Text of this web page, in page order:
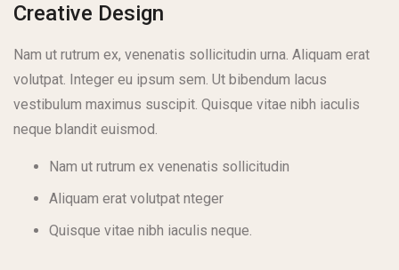
Creative Design
Nam ut rutrum ex, venenatis sollicitudin urna. Aliquam erat
volutpat. Integer eu ipsum sem. Ut bibendum lacus
vestibulum maximus suscipit. Quisque vitae nibh iaculis
neque blandit euismod.
Nam ut rutrum ex venenatis sollicitudin
Aliquam erat volutpat nteger
Quisque vitae nibh iaculis neque.